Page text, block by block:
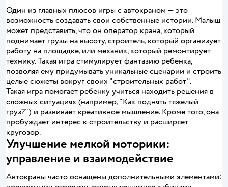
Один из главных плюсов игры с автокраном — это
возможность создавать свои собственные истории. Малыш
может представить, что он оператор крана, который
поднимает грузы на высоту, строитель, который организует
работу на площадке, или механик, который ремонтирует
технику. Такая игра стимулирует фантазию ребенка,
позволяя ему придумывать уникальные сценарии и строить
целые сюжеты вокруг своих "строительных работ".
Такая игра помогает ребенку учиться находить решения в
сложных ситуациях (например, "Как поднять тяжелый
груз?") и развивает креативное мышление. Кроме того, она
пробуждает интерес к строительству и расширяет
кругозор.
Улучшение мелкой моторики:
управление и взаимодействие
Автокраны часто оснащены дополнительными элементами: